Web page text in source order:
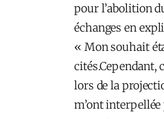
pour l’abolition
échanges en
« Mon souhait
cités.Cependant,
lors de la
m’ont